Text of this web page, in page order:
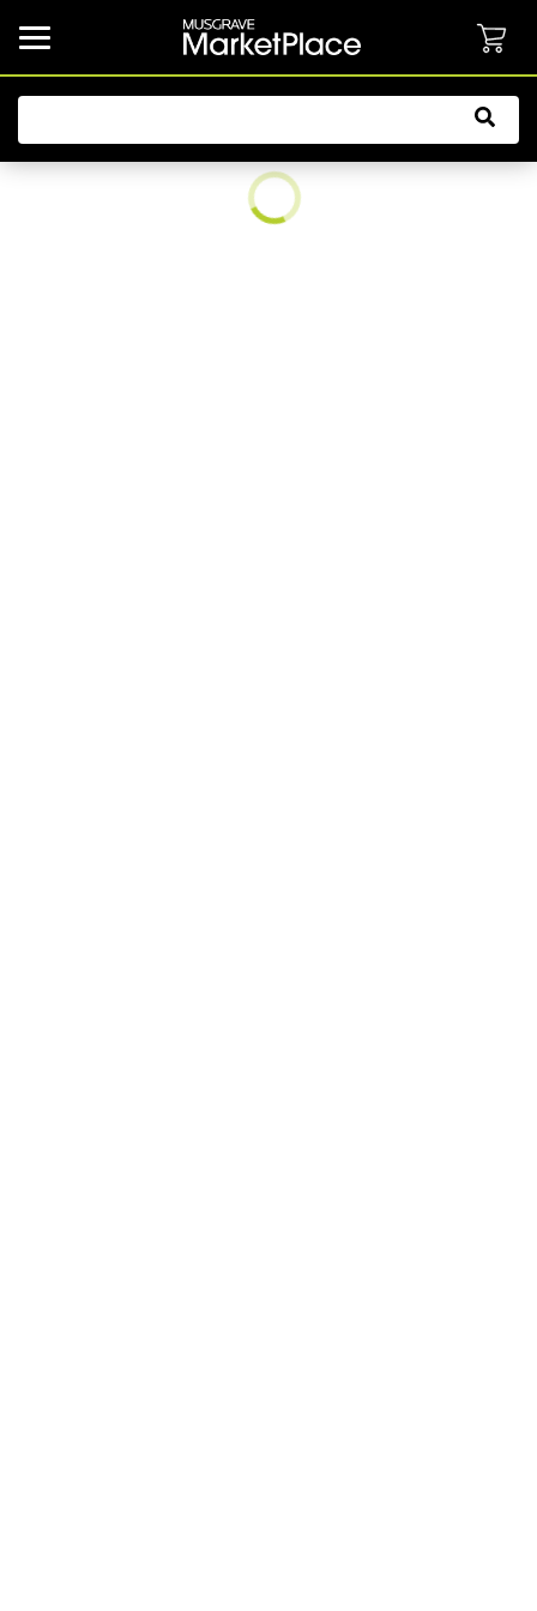
common.button.navbarCollapsed.text